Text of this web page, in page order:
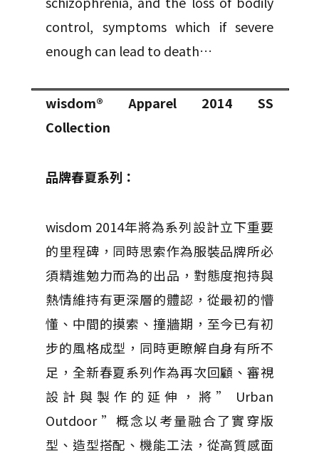
control, symptoms which if severe
enough can lead to death…
wisdom® Apparel 2014 SS
Collection
品牌春夏系列：
wisdom 2014年將為系列設計立下重要
的里程碑，同時思索作為服裝品牌所必
須精進勉力而為的出品，對態度抱持與
熱情維持有更深層的體認，從最初的懵
懂、中間的摸索、撞牆期，至今已有初
步的風格成型，同時更瞭解自身有所不
足，全新春夏系列作為再次回顧、審視
設計與製作的延伸，將” Urban
Outdoor ”概念以考量融合了實穿版
型、造型搭配、機能工法，從高質感面